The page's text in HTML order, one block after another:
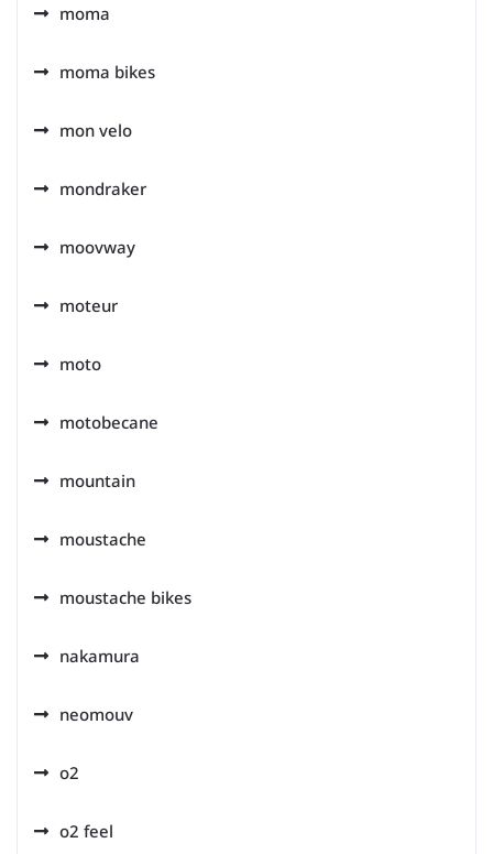
moma
moma bikes
mon velo
mondraker
moovway
moteur
moto
motobecane
mountain
moustache
moustache bikes
nakamura
neomouv
o2
o2 feel